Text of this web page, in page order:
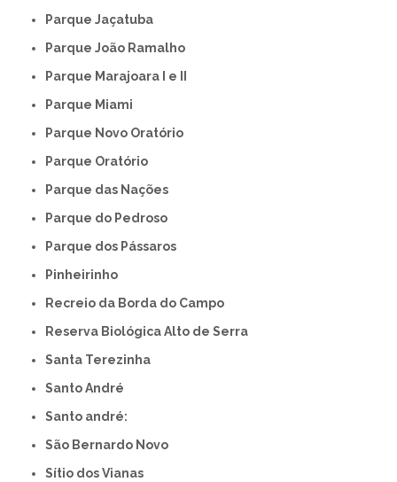
Parque Jaçatuba
Parque João Ramalho
Parque Marajoara I e II
Parque Miami
Parque Novo Oratório
Parque Oratório
Parque das Nações
Parque do Pedroso
Parque dos Pássaros
Pinheirinho
Recreio da Borda do Campo
Reserva Biológica Alto de Serra
Santa Terezinha
Santo André
Santo andré:
São Bernardo Novo
Sítio dos Vianas